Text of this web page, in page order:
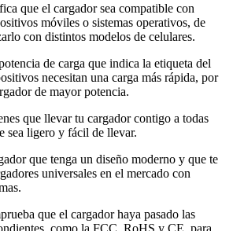
que el cargador sea compatible con
móviles o sistemas operativos, de
con distintos modelos de celulares.
de carga que indica la etiqueta del
necesitan una carga más rápida, por
de mayor potencia.
que llevar tu cargador contigo a todas
sea ligero y fácil de llevar.
que tenga un diseño moderno y que te
universales en el mercado con
que el cargador haya pasado las
como la FCC, RoHS y CE, para